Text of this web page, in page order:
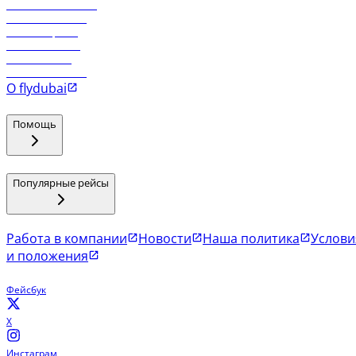
О flydubai
Помощь
Популярные рейсы
Работа в компании Новости Наша политика
и положения
Фейсбук
X
Инстаграм